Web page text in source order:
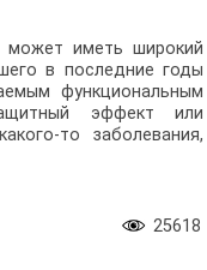
может иметь широкий
в последние годы
функциональным
эффект или
то заболевания,
25618